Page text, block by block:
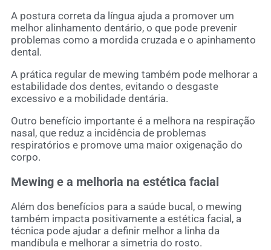
A postura correta da língua ajuda a promover um
melhor alinhamento dentário, o que pode prevenir
problemas como a mordida cruzada e o apinhamento
dental.
A prática regular de mewing também pode melhorar a
estabilidade dos dentes, evitando o desgaste
excessivo e a mobilidade dentária.
Outro benefício importante é a melhora na respiração
nasal, que reduz a incidência de problemas
respiratórios e promove uma maior oxigenação do
corpo.
Mewing e a melhoria na estética facial
Além dos benefícios para a saúde bucal, o mewing
também impacta positivamente a estética facial, a
técnica pode ajudar a definir melhor a linha da
mandíbula e melhorar a simetria do rosto.